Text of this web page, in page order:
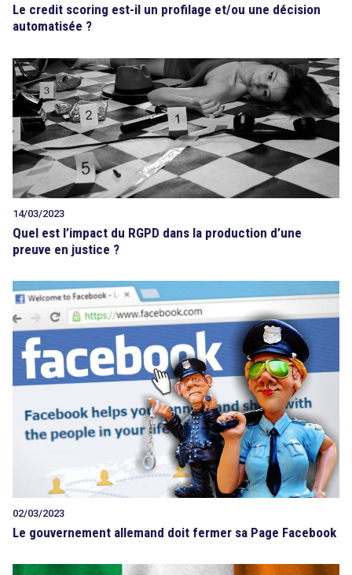
Le credit scoring est-il un profilage et/ou une décision
automatisée ?
14/03/2023
Quel est l’impact du RGPD dans la production d’une
preuve en justice ?
02/03/2023
Le gouvernement allemand doit fermer sa Page Facebook